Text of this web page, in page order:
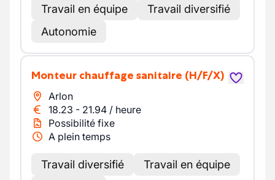
Travail en équipe
Travail diversifié
Autonomie
Monteur chauffage sanitaire (H/F/X)
Arlon
18.23 - 21.94 / heure
Possibilité fixe
A plein temps
Travail diversifié
Travail en équipe